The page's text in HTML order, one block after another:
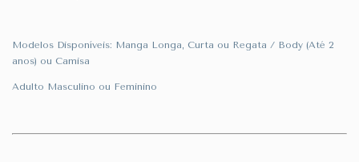
Modelos Disponíveis: Manga Longa, Curta ou Regata / Body (Até 2
anos) ou Camisa
Adulto Masculino ou Feminino